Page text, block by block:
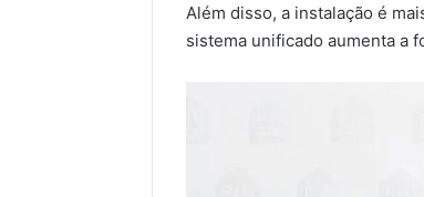
Além disso, a instalação é
sistema unificado aumenta a